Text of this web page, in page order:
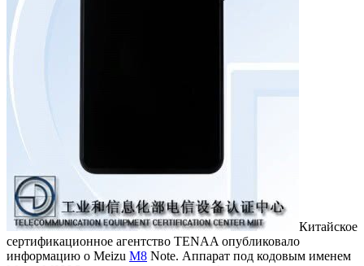
Китайское
сертификационное агентство TENAA опубликовало
информацию о Meizu M8 Note. Аппарат под кодовым именем